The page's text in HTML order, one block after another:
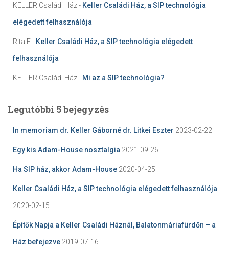
KELLER Családi Ház- Keller Családi Ház, a SIP technológia
elégedett felhasználója
Rita F- Keller Családi Ház, a SIP technológia elégedett
felhasználója
KELLER Családi Ház- Mi az a SIP technológia?
Legutóbbi 5 bejegyzés
In memoriam dr. Keller Gáborné dr. Litkei Eszter 2023-02-22
Egy kis Adam-House nosztalgia 2021-09-26
Ha SIP ház, akkor Adam-House 2020-04-25
Keller Családi Ház, a SIP technológia elégedett felhasználója
2020-02-15
Építők Napja a Keller Családi Háznál, Balatonmáriafürdőn – a
Ház befejezve 2019-07-16